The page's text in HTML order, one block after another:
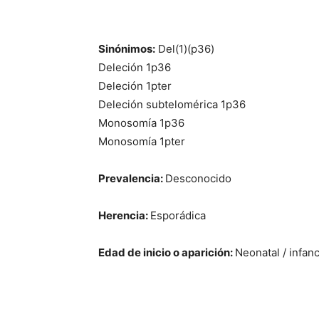
Sinónimos: Del(1)(p36)
Deleción 1p36
Deleción 1pter
Deleción subtelomérica 1p36
Monosomía 1p36
Monosomía 1pter
Prevalencia: Desconocido
Herencia: Esporádica
Edad de inicio o aparición: Neonatal /